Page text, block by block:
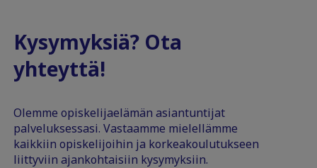
Kysymyksiä? Ota
yhteyttä!
Olemme opiskelijaelämän asiantuntijat
palveluksessasi. Vastaamme mielellämme
kaikkiin opiskelijoihin ja korkeakoulutukseen
liittyviin ajankohtaisiin kysymyksiin.